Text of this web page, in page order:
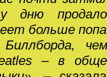
дню
больше
– в